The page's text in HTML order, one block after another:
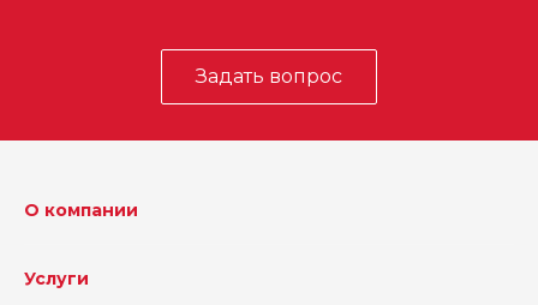
Задать вопрос
О компании
Услуги